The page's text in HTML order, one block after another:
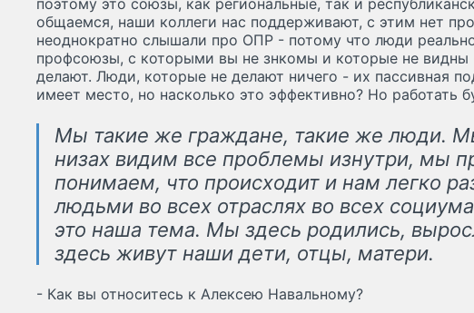
поэтому это союзы, как региональные, так и
общаемся, наши коллеги нас поддерживают, с этим нет
неоднократно слышали про ОПР - потому что люди
профсоюзы, с которыми вы не знкомы и которые не видны
делают. Люди, которые не делают ничего - их пассивная
имеет место, но насколько это эффективно? Но работать
Мы такие же граждане, такие же люди.
низах видим все проблемы изнутри, мы
понимаем, что происходит и нам легко
людьми во всех отраслях во всех
это наша тема. Мы здесь родились,
здесь живут наши дети, отцы, матери.
- Как вы относитесь к Алексею Навальному?